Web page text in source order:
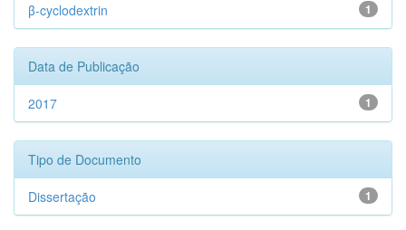
1
β-cyclodextrin
Data de Publicação
1
2017
Tipo de Documento
1
Dissertação